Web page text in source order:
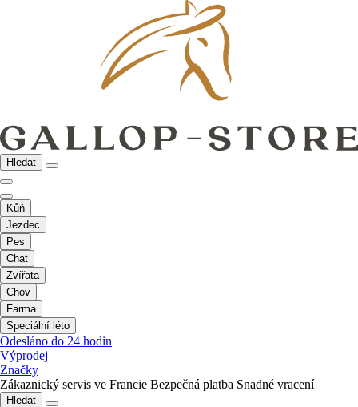
Hledat
Kůň
Jezdec
Pes
Chat
Zvířata
Chov
Farma
Speciální léto
Odesláno do 24 hodin
Výprodej
Značky
Zákaznický servis ve Francie Bezpečná platba Snadné vracení
Hledat